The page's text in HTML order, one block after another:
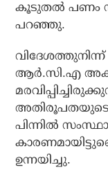
കൂടുതല്‍ പണം
പറഞ്ഞു.
ആര്‍.സി.എ
അതിരൂപതയുടെ
പിന്നില്‍
ഉന്നയിച്ചു.